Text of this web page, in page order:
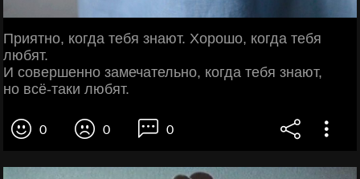
Приятно, когда тебя знают. Хорошо, когда тебя
любят.
И совершенно замечательно, когда тебя знают,
но всё-таки любят.
0 0 0